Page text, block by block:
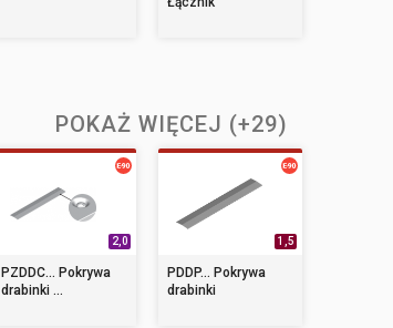
POKAŻ WIĘCEJ (+29)
2,0
PZDDC... Pokrywa
drabinki ...
1,5
PDDP... Pokrywa
drabinki